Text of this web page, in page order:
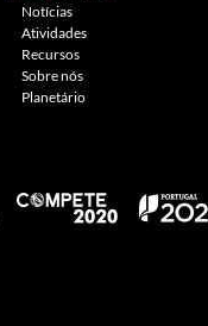
Notícias
Atividades
Recursos
Sobre nós
Planetário